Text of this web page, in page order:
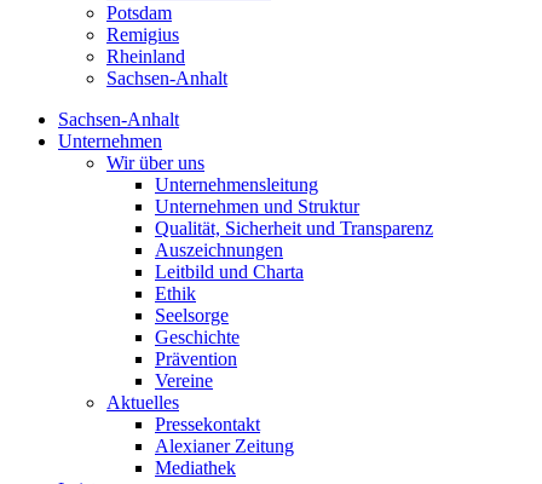
Potsdam
Remigius
Rheinland
Sachsen-Anhalt
Sachsen-Anhalt
Unternehmen
Wir über uns
Unternehmensleitung
Unternehmen und Struktur
Qualität, Sicherheit und Transparenz
Auszeichnungen
Leitbild und Charta
Ethik
Seelsorge
Geschichte
Prävention
Vereine
Aktuelles
Pressekontakt
Alexianer Zeitung
Mediathek